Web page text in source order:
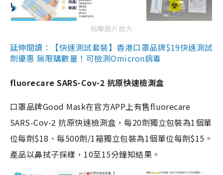
點擊圖片放大
延伸閱讀：【快速測試套裝】香港口罩品牌$19快速測試
劑優惠 無限購數量！可檢測Omicron病毒
fluorecare SARS-Cov-2 抗原快速檢測盒
口罩品牌Good Mask在官方APP上有售fluorecare
SARS-Cov-2 抗原快速檢測盒，每20劑獨立包裝為1個單
位每劑$18、每500劑/1箱獨立包裝為1個單位每劑$15。
產品以鼻拭子採樣，10至15分鐘知結果。